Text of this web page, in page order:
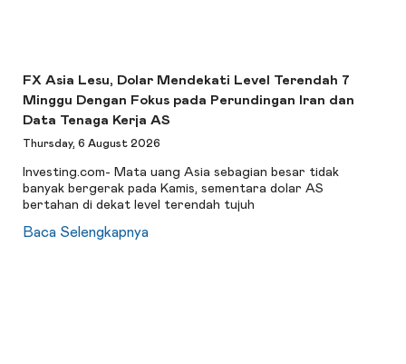
FX Asia Lesu, Dolar Mendekati Level Terendah 7
Minggu Dengan Fokus pada Perundingan Iran dan
Data Tenaga Kerja AS
Thursday, 6 August 2026
Investing.com- Mata uang Asia sebagian besar tidak
banyak bergerak pada Kamis, sementara dolar AS
bertahan di dekat level terendah tujuh
Baca Selengkapnya